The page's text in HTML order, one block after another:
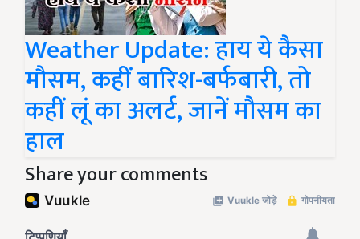
Weather Update: हाय ये कैसा
मौसम, कहीं बारिश-बर्फबारी, तो
कहीं लूं का अलर्ट, जानें मौसम का
हाल
Share your comments